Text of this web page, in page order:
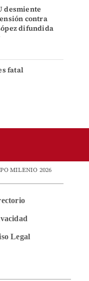
desmiente
contra
difundida
fatal
MILENIO 2026
Legal